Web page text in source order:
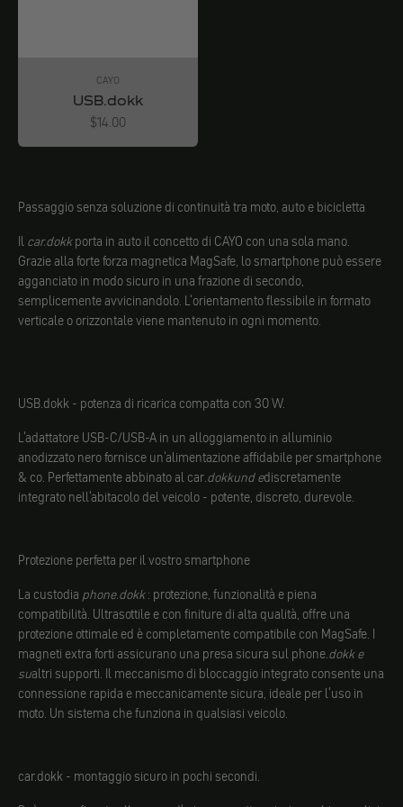
CAYO
USB.dokk
Angebot
$14.00
Passaggio senza soluzione di continuità tra moto, auto e bicicletta
Il car.dokkporta in auto il concetto di CAYO con una sola mano.
Grazie alla forte forza magnetica MagSafe, lo smartphone può essere
agganciato in modo sicuro in una frazione di secondo,
semplicemente avvicinandolo. L'orientamento flessibile in formato
verticale o orizzontale viene mantenuto in ogni momento.
USB.dokk - potenza di ricarica compatta con 30 W.
L'adattatore USB-C/USB-A in un alloggiamento in alluminio
anodizzato nero fornisce un'alimentazione affidabile per smartphone
& co. Perfettamente abbinato al car.dokkund ediscretamente
integrato nell'abitacolo del veicolo - potente, discreto, durevole.
Protezione perfetta per il vostro smartphone
La custodia phone.dokk: protezione, funzionalità e piena
compatibilità. Ultrasottile e con finiture di alta qualità, offre una
protezione ottimale ed è completamente compatibile con MagSafe. I
magneti extra forti assicurano una presa sicura sul phone.dokk e
sualtri supporti. Il meccanismo di bloccaggio integrato consente una
connessione rapida e meccanicamente sicura, ideale per l'uso in
moto. Un sistema che funziona in qualsiasi veicolo.
car.dokk - montaggio sicuro in pochi secondi.